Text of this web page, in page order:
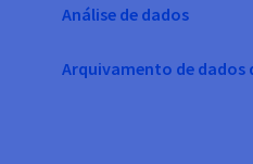
Análise de dados
Arquivamento de dados